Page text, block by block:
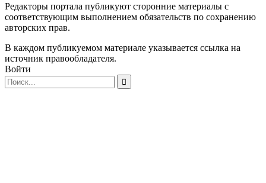
Редакторы портала публикуют сторонние материалы с
соответствующим выполнением обязательств по сохранению
авторских прав.
В каждом публикуемом материале указывается ссылка на
источник правообладателя.
Войти